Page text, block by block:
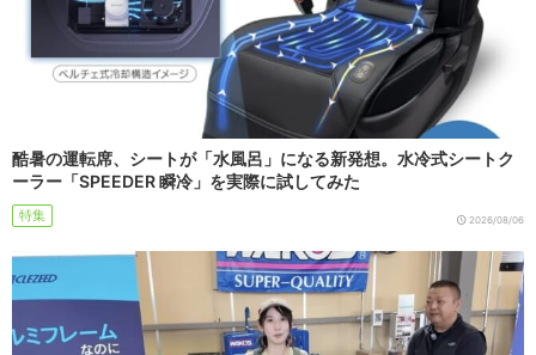
酷暑の運転席、シートが「水風呂」になる新発想。水冷式シートク
ーラー「SPEEDER 瞬冷」を実際に試してみた
特集 2026/08/06